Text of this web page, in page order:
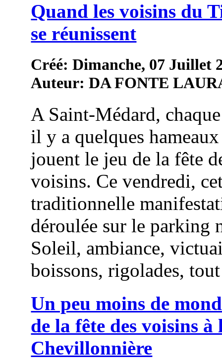
Quand les voisins du
se réunissent
Créé: Dimanche, 07 Juillet
Auteur: DA FONTE
A Saint-Médard,
il y a quelques
jouent le jeu de la fête
voisins. Ce vendredi,
traditionnelle
déroulée sur le parking
Soleil, ambiance,
boissons, rigolades,
Un peu moins de
de la fête des voisins à
Chevillonnière